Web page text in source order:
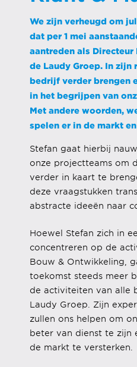
We zijn verheugd om
dat per 1 mei
aantreden als
de Laudy Groep. In zijn
bedrijf verder brengen
in het begrijpen van
Met andere woorden,
spelen er in de markt
Stefan gaat hierbij
onze projectteams om
verder in kaart te
deze vraagstukken
abstracte ideeën naar
Hoewel Stefan zich in
concentreren op de
Bouw & Ontwikkeling,
toekomst steeds meer
de activiteiten van alle
Laudy Groep. Zijn
zullen ons helpen om
beter van dienst te zijn
de markt te versterken.